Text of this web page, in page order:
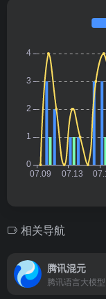
相关导航
腾讯混元
腾讯语言大模型